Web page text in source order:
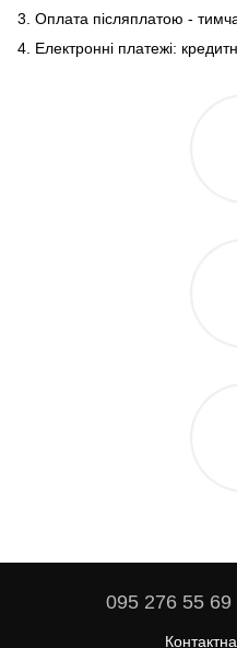
3. Оплата післяплатою -
4. Електронні платежі:
095 276 55 69